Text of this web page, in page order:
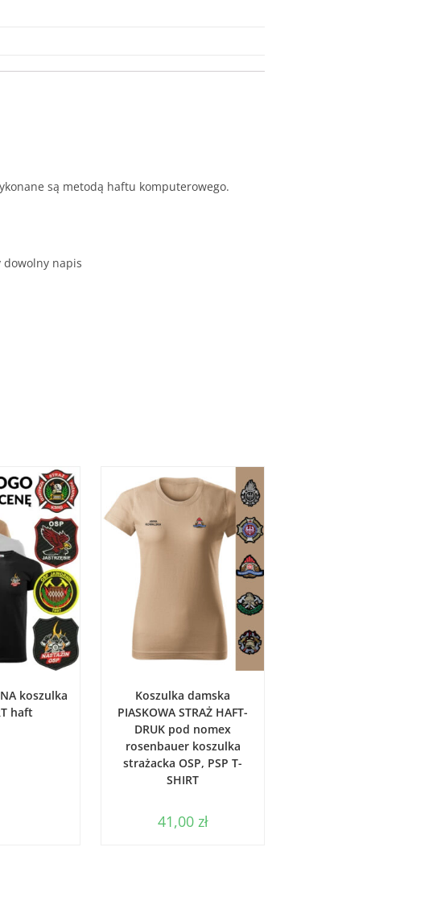
są metodą haftu komputerowego.
napis
koszulka
haft
Koszulka damska
PIASKOWA STRAŻ HAFT-
DRUK pod nomex
rosenbauer koszulka
strażacka OSP, PSP T-
SHIRT
41,00 zł